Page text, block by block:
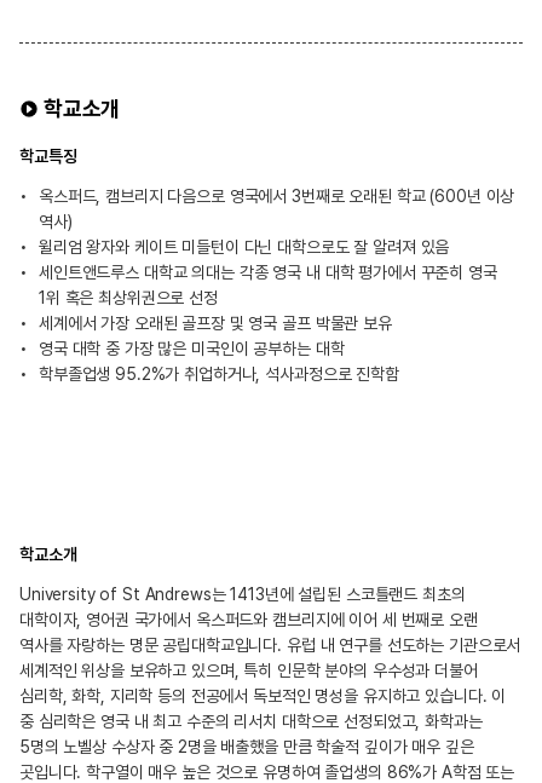
학교소개
학교특징
옥스퍼드, 캠브리지 다음으로 영국에서 3번째로 오래된 학교 (600년 이상
역사)
윌리엄 왕자와 케이트 미들턴이 다닌 대학으로도 잘 알려져 있음
세인트앤드루스 대학교 의대는 각종 영국 내 대학 평가에서 꾸준히 영국
1위 혹은 최상위권으로 선정
세계에서 가장 오래된 골프장 및 영국 골프 박물관 보유
영국 대학 중 가장 많은 미국인이 공부하는 대학
학부졸업생 95.2%가 취업하거나, 석사과정으로 진학함
학교소개
University of St Andrews는 1413년에 설립된 스코틀랜드 최초의
대학이자, 영어권 국가에서 옥스퍼드와 캠브리지에 이어 세 번째로 오랜
역사를 자랑하는 명문 공립대학교입니다. 유럽 내 연구를 선도하는 기관으로서
세계적인 위상을 보유하고 있으며, 특히 인문학 분야의 우수성과 더불어
심리학, 화학, 지리학 등의 전공에서 독보적인 명성을 유지하고 있습니다. 이
중 심리학은 영국 내 최고 수준의 리서치 대학으로 선정되었고, 화학과는
5명의 노벨상 수상자 중 2명을 배출했을 만큼 학술적 깊이가 매우 깊은
곳입니다. 학구열이 매우 높은 것으로 유명하여 졸업생의 86%가 A학점 또는